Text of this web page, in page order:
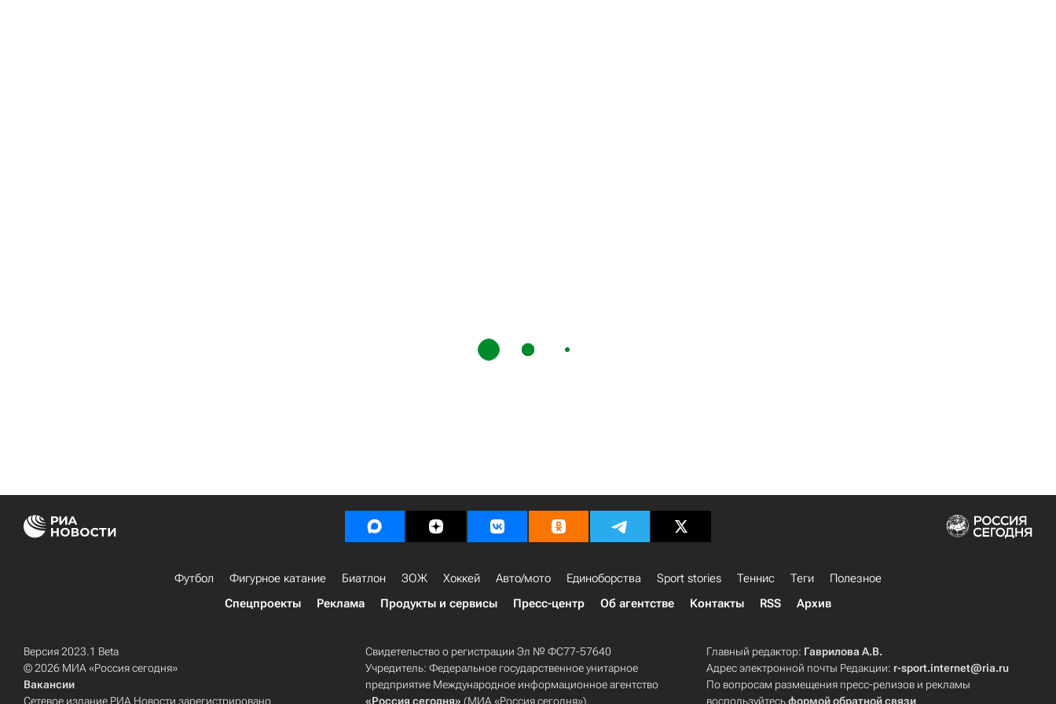
Футбол Фигурное катание Биатлон ЗОЖ Хоккей Авто/мото Единоборства Sport stories Теннис Теги
Полезное
Спецпроекты
Реклама Продукты и сервисы Пресс-центр Об агентстве Контакты RSS Архив
Версия 2023.1 Beta
© 2026 МИА «Россия сегодня»
Вакансии
Сетевое издание РИА Новости зарегистрировано
Свидетельство о регистрации Эл № ФС77-57640
Учредитель: Федеральное государственное унитарное
предприятие Международное информационное агентство
«Россия сегодня» (МИА «Россия сегодня»).
Главный редактор: Гаврилова А.В.
Адрес электронной почты Редакции: r-sport.internet@ria.ru
По вопросам размещения пресс-релизов и рекламы
воспользуйтесьформой обратной связи